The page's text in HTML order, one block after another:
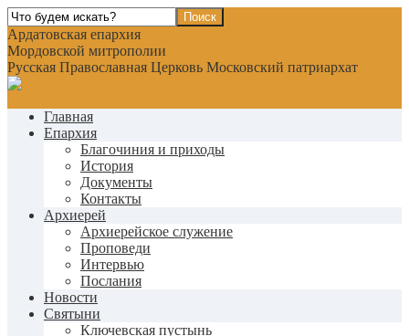
Ардатовская епархия
Мордовской митрополии
Русская Православная Церковь Московский патриархат
Главная
Епархия
Благочиния и приходы
История
Документы
Контакты
Архиерей
Архиерейское служение
Проповеди
Интервью
Послания
Новости
Святыни
Ключевская пустынь